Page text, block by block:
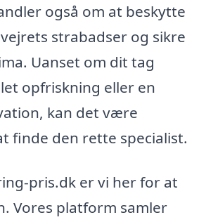
også om at beskytte
strabadser og sikre
Uanset om dit tag
opfriskning eller en
kan det være
finde den rette specialist.
pris.dk er vi her for at
Vores platform samler